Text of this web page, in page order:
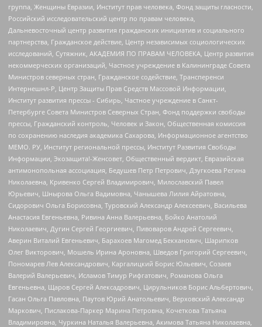
группа, Женщины Евразии, Институт прав человека, Фонд защиты гласности,
Российский исследовательский центр по правам человека,
Дальневосточный центр развития гражданских инициатив и социального
партнерства, Гражданское действие, Центр независимых социологических
исследований, Сутяжник, АКАДЕМИЯ ПО ПРАВАМ ЧЕЛОВЕКА, Центр развития
некоммерческих организаций, Частное учреждение в Калининграде Совета
Министров северных стран, Гражданское содействие, Трансперенси
Интернешнл-Р, Центр Защиты Прав Средств Массовой Информации,
Институт развития прессы - Сибирь, Частное учреждение в Санкт-
Петербурге Совета Министров Северных Стран, Фонд поддержки свободы
прессы, Гражданский контроль, Человек и Закон, Общественная комиссия
по сохранению наследия академика Сахарова, Информационное агентство
МЕМО. РУ, Институт региональной прессы, Институт Развития Свободы
Информации, Экозащита!-Женсовет, Общественный вердикт, Евразийская
антимонопольная ассоциация, Бедушев Петр Петрович, Дзугкоева Регина
Николаевна, Кривенко Сергей Владимирович, Милославский Павел
Юрьевич, Шнырова Ольга Вадимовна, Чанышева Лилия Айратовна,
Сидорович Ольга Борисовна, Туровский Александр Алексеевич, Васильева
Анастасия Евгеньевна, Ривина Анна Валерьевна, Бойко Анатолий
Николаевич, Дугин Сергей Георгиевич, Пивоваров Андрей Сергеевич,
Аверин Виталий Евгеньевич, Барахоев Магомед Бекханович, Шарипков
Олег Викторович, Мошель Ирина Ароновна, Шведов Григорий Сергеевич,
Пономарев Лев Александрович, Каргалицкий Борис Юльевич, Созаев
Валерий Валерьевич, Исламов Тимур Рифгатович, Романова Ольга
Евгеньевна, Щаров Сергей Алексадрович, Цирульников Борис Альбертович,
Гасан Ольга Павловна, Паутов Юрий Анатольевич, Верховский Александр
Маркович, Пислакова-Паркер Марина Петровна, Кочеткова Татьяна
Владимировна, Чуркина Наталья Валерьевна, Акимова Татьяна Николаевна,